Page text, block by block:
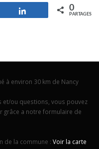
Partagez 0
PARTAGES
à environ 30 km de Nancy
et/ou questions, vous pouvez
grâce a notre formulaire de
de la commune : Voir la carte